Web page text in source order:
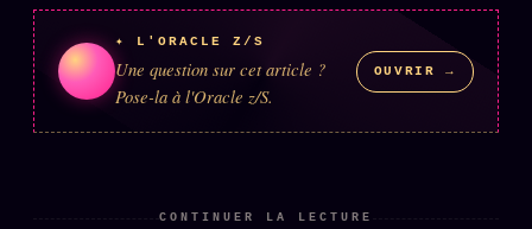
✦ L'ORACLE Z/S
Une question sur cet article ?
Pose-la à l'Oracle z/S.
OUVRIR →
CONTINUER LA LECTURE